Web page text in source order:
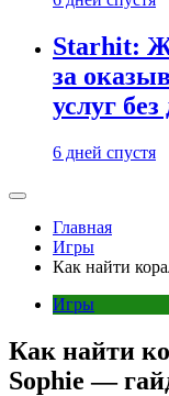
Starhit:
за
услуг
6 дней спустя
Главная
Игры
Как найти
Игры
Как найти
Sophie —